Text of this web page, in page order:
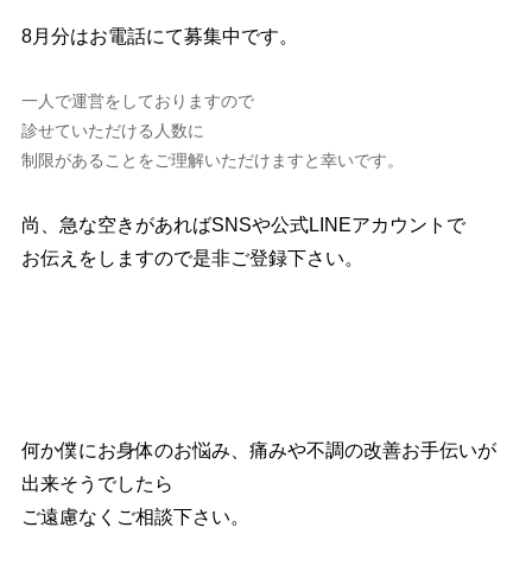
8月分はお電話にて募集中です。
一人で運営をしておりますので
診せていただける人数に
制限があることをご理解いただけますと幸いです。
尚、急な空きがあればSNSや公式LINEアカウントで
お伝えをしますので是非ご登録下さい。
何か僕にお身体のお悩み、痛みや不調の改善お手伝いが
出来そうでしたら
ご遠慮なくご相談下さい。